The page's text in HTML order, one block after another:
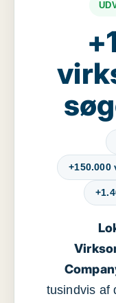
tusindvis af